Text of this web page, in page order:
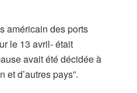
américain des ports
le 13 avril- était
avait été décidée à
et d’autres pays”.